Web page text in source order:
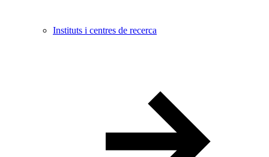
Instituts i centres de recerca